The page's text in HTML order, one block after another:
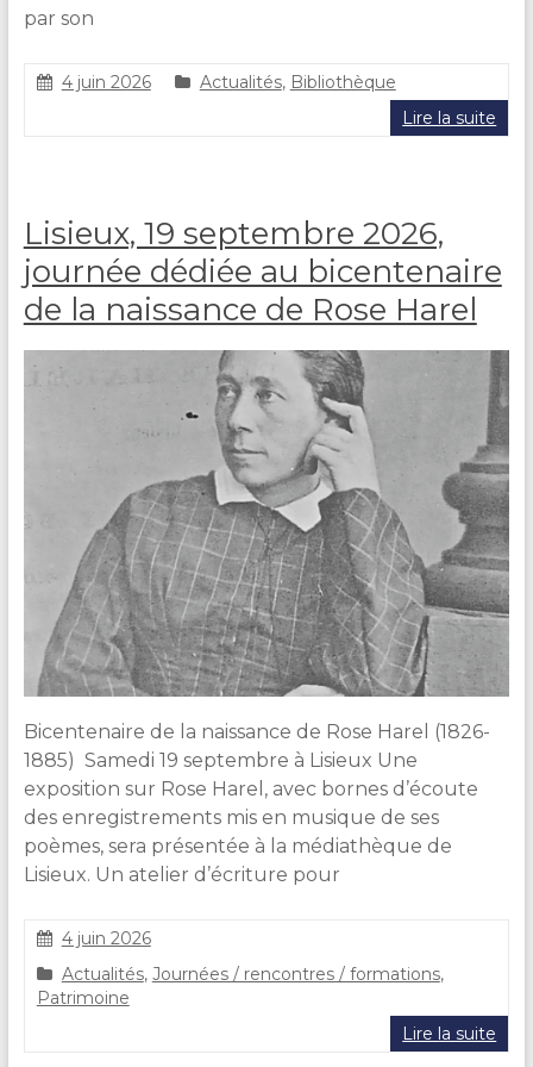
par son
e
D
U
R
A
D
4 juin 2026 Actualités, Bibliothèque
Lire la suite
Lisieux, 19 septembre 2026,
journée dédiée au bicentenaire
de la naissance de Rose Harel
Bicentenaire de la naissance de Rose Harel (1826-
1885) Samedi 19 septembre à Lisieux Une
exposition sur Rose Harel, avec bornes d’écoute
des enregistrements mis en musique de ses
poèmes, sera présentée à la médiathèque de
Lisieux. Un atelier d’écriture pour
C
l
a
4 juin 2026
Actualités, Journées / rencontres / formations,
Patrimoine
Lire la suite